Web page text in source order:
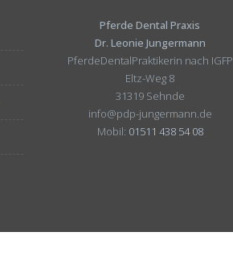
Pferde Dental Praxis
Dr. Leonie Jungermann
PferdeDentalPraktikerin nach IGFP
Eltz-Weg 8
31319 Sehnde
info@pdp-jungermann.de
Mobil: 01511 438 54 08